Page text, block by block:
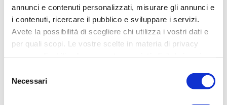
annunci e contenuti personalizzati, misurare gli annunci e
i contenuti, ricercare il pubblico e sviluppare i servizi.
Avete la possibilità di scegliere chi utilizza i vostri dati e
per quali scopi. Le vostre scelte in materia di privacy
revocare il proprio consenso in qualsiasi momento dalla
Dichiarazione sui cookie o facendo clic sull'icona di
delNecessari